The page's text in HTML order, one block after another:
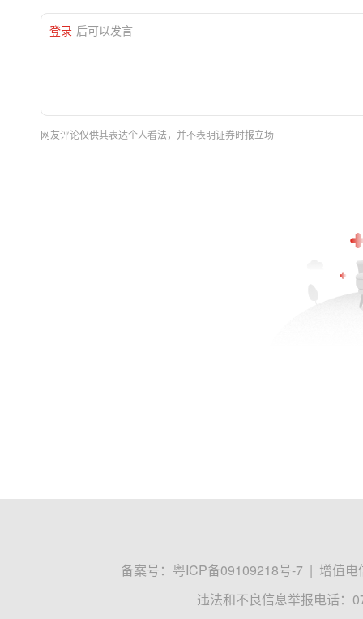
登录 后可以发言
网友评论仅供其表达个人看法，并不表明证券时报立场
备案号： 粤ICP备09109218号-7 | 增值电
违法和不良信息举报电话：